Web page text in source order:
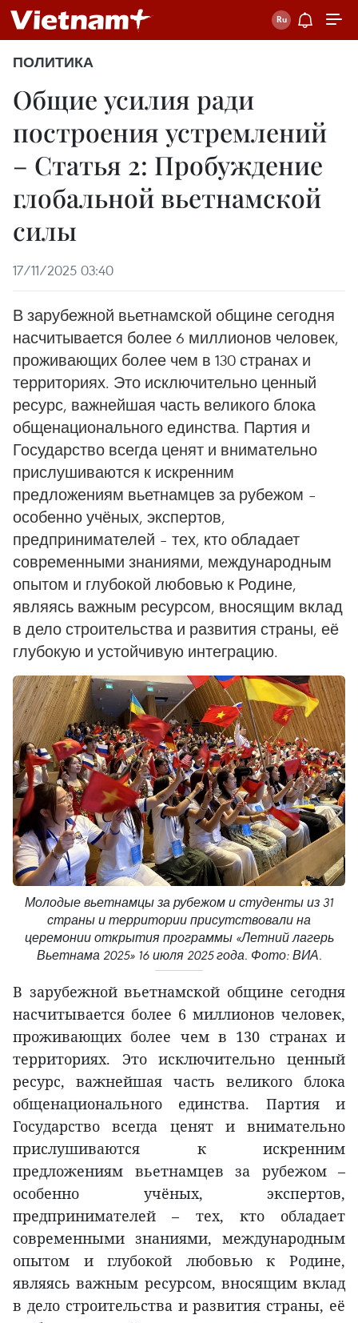
ПОЛИТИКА
Общие усилия ради
построения устремлений
– Статья 2: Пробуждение
глобальной вьетнамской
силы
17/11/2025 03:40
В зарубежной вьетнамской общине сегодня
насчитывается более 6 миллионов человек,
проживающих более чем в 130 странах и
территориях. Это исключительно ценный
ресурс, важнейшая часть великого блока
общенационального единства. Партия и
Государство всегда ценят и внимательно
прислушиваются к искренним
предложениям вьетнамцев за рубежом –
особенно учёных, экспертов,
предпринимателей – тех, кто обладает
современными знаниями, международным
опытом и глубокой любовью к Родине,
являясь важным ресурсом, вносящим вклад
в дело строительства и развития страны, её
глубокую и устойчивую интеграцию.
Молодые вьетнамцы за рубежом и студенты из 31
страны и территории присутствовали на
церемонии открытия программы «Летний лагерь
Вьетнама 2025» 16 июля 2025 года. Фото: ВИА.
В зарубежной вьетнамской общине сегодня
насчитывается более 6 миллионов человек,
проживающих более чем в 130 странах и
территориях. Это исключительно ценный
ресурс, важнейшая часть великого блока
общенационального единства. Партия и
Государство всегда ценят и внимательно
прислушиваются к искренним
предложениям вьетнамцев за рубежом –
особенно учёных, экспертов,
предпринимателей – тех, кто обладает
современными знаниями, международным
опытом и глубокой любовью к Родине,
являясь важным ресурсом, вносящим вклад
в дело строительства и развития страны, её